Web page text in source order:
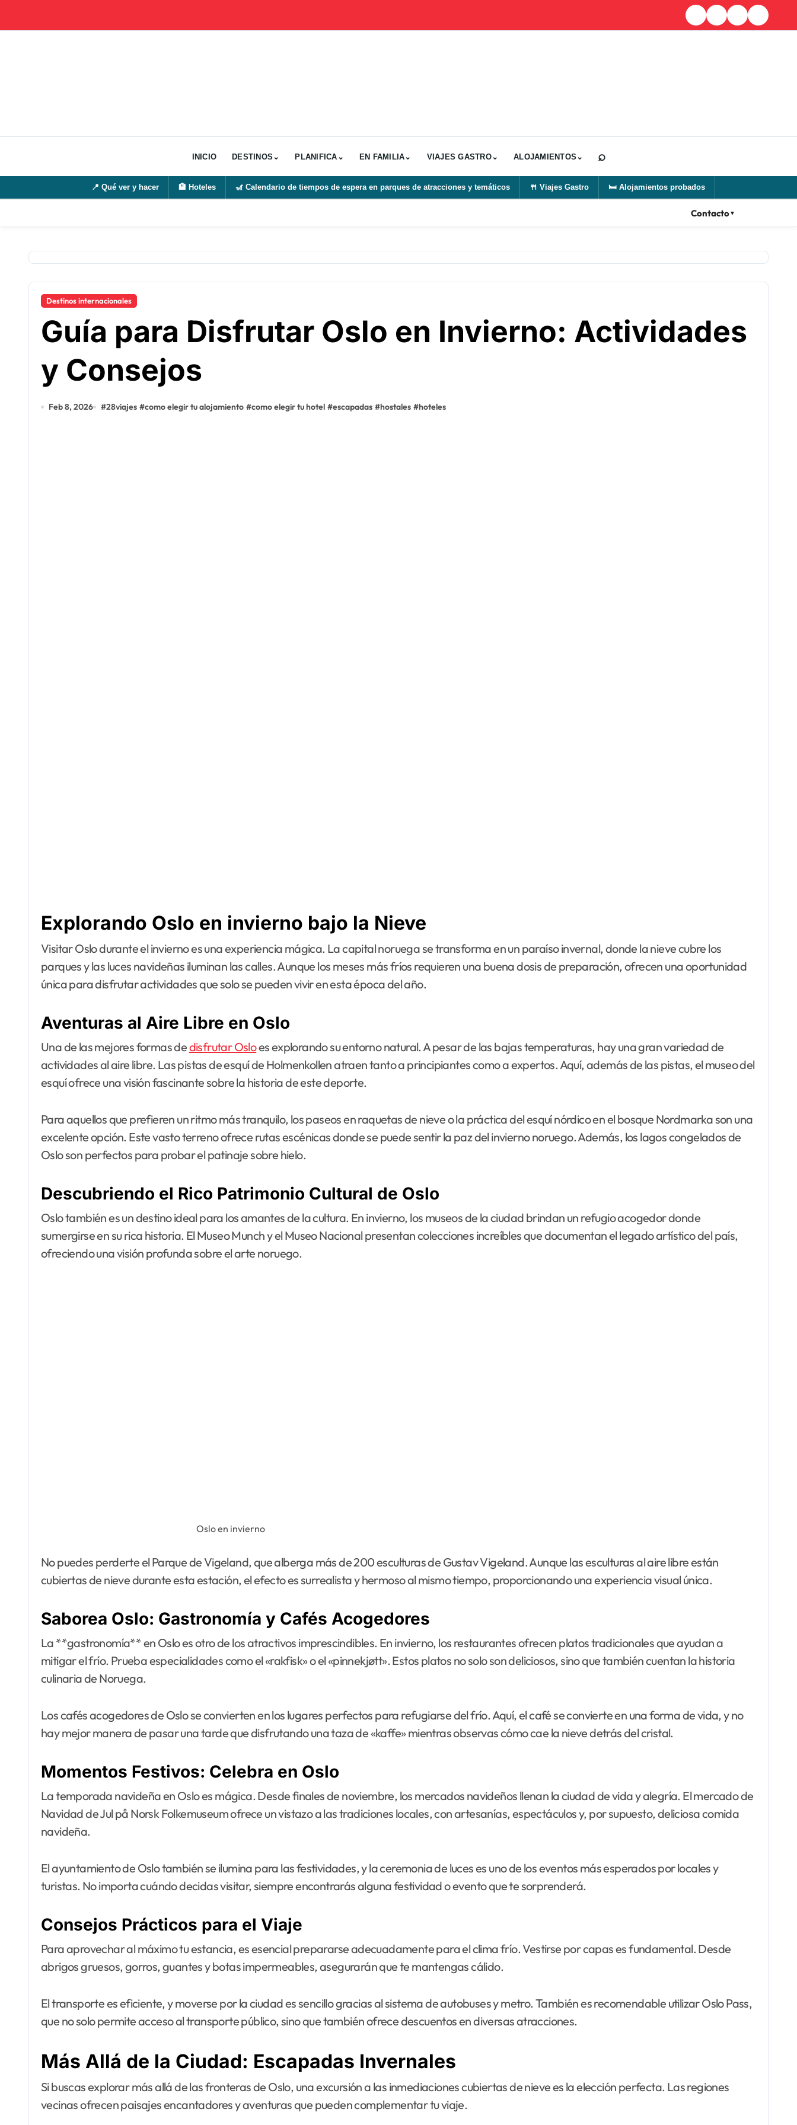
contenido
INICIO DESTINOS ⌄ PLANIFICA ⌄ EN FAMILIA⌄ VIAJES GASTRO⌄ ALOJAMIENTOS ⌄ ⌕
📍 Qué ver y hacer 🏨 Hoteles 🎢 Calendario de tiempos de espera en parques de atracciones y temáticos 🍴 Viajes Gastro 🛏️ Alojamientos probados
Contacto▼
Destinos internacionales
Guía para Disfrutar Oslo en Invierno: Actividades
y Consejos
Feb 8, 2026 #28viajes #como elegir tu alojamiento #como elegir tu hotel #escapadas #hostales #hoteles
Explorando Oslo en invierno bajo la Nieve
Visitar Oslo durante el invierno es una experiencia mágica. La capital noruega se transforma en un paraíso invernal, donde la nieve cubre los
parques y las luces navideñas iluminan las calles. Aunque los meses más fríos requieren una buena dosis de preparación, ofrecen una oportunidad
única para disfrutar actividades que solo se pueden vivir en esta época del año.
Aventuras al Aire Libre en Oslo
Una de las mejores formas dedisfrutar Osloes explorando su entorno natural. A pesar de las bajas temperaturas, hay una gran variedad de
actividades al aire libre. Las pistas de esquí de Holmenkollen atraen tanto a principiantes como a expertos. Aquí, además de las pistas, el museo del
esquí ofrece una visión fascinante sobre la historia de este deporte.
Para aquellos que prefieren un ritmo más tranquilo, los paseos en raquetas de nieve o la práctica del esquí nórdico en el bosque Nordmarka son una
excelente opción. Este vasto terreno ofrece rutas escénicas donde se puede sentir la paz del invierno noruego. Además, los lagos congelados de
Oslo son perfectos para probar el patinaje sobre hielo.
Descubriendo el Rico Patrimonio Cultural de Oslo
Oslo también es un destino ideal para los amantes de la cultura. En invierno, los museos de la ciudad brindan un refugio acogedor donde
sumergirse en su rica historia. El Museo Munch y el Museo Nacional presentan colecciones increíbles que documentan el legado artístico del país,
ofreciendo una visión profunda sobre el arte noruego.
Oslo en invierno
No puedes perderte el Parque de Vigeland, que alberga más de 200 esculturas de Gustav Vigeland. Aunque las esculturas al aire libre están
cubiertas de nieve durante esta estación, el efecto es surrealista y hermoso al mismo tiempo, proporcionando una experiencia visual única.
Saborea Oslo: Gastronomía y Cafés Acogedores
La **gastronomía** en Oslo es otro de los atractivos imprescindibles. En invierno, los restaurantes ofrecen platos tradicionales que ayudan a
mitigar el frío. Prueba especialidades como el «rakfisk» o el «pinnekjøtt». Estos platos no solo son deliciosos, sino que también cuentan la historia
culinaria de Noruega.
Los cafés acogedores de Oslo se convierten en los lugares perfectos para refugiarse del frío. Aquí, el café se convierte en una forma de vida, y no
hay mejor manera de pasar una tarde que disfrutando una taza de «kaffe» mientras observas cómo cae la nieve detrás del cristal.
Momentos Festivos: Celebra en Oslo
La temporada navideña en Oslo es mágica. Desde finales de noviembre, los mercados navideños llenan la ciudad de vida y alegría. El mercado de
Navidad de Jul på Norsk Folkemuseum ofrece un vistazo a las tradiciones locales, con artesanías, espectáculos y, por supuesto, deliciosa comida
navideña.
El ayuntamiento de Oslo también se ilumina para las festividades, y la ceremonia de luces es uno de los eventos más esperados por locales y
turistas. No importa cuándo decidas visitar, siempre encontrarás alguna festividad o evento que te sorprenderá.
Consejos Prácticos para el Viaje
Para aprovechar al máximo tu estancia, es esencial prepararse adecuadamente para el clima frío. Vestirse por capas es fundamental. Desde
abrigos gruesos, gorros, guantes y botas impermeables, asegurarán que te mantengas cálido.
El transporte es eficiente, y moverse por la ciudad es sencillo gracias al sistema de autobuses y metro. También es recomendable utilizar Oslo Pass,
que no solo permite acceso al transporte público, sino que también ofrece descuentos en diversas atracciones.
Más Allá de la Ciudad: Escapadas Invernales
Si buscas explorar más allá de las fronteras de Oslo, una excursión a las inmediaciones cubiertas de nieve es la elección perfecta. Las regiones
vecinas ofrecen paisajes encantadores y aventuras que pueden complementar tu viaje.